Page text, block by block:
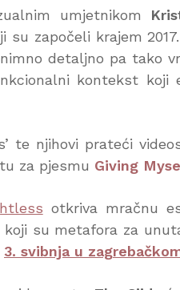
umjetnikom
započeli krajem
detaljno pa tako
kontekst koji
te njihovi prateći
za pjesmu Giving
otkriva mračnu
su metafora za
3. svibnja u